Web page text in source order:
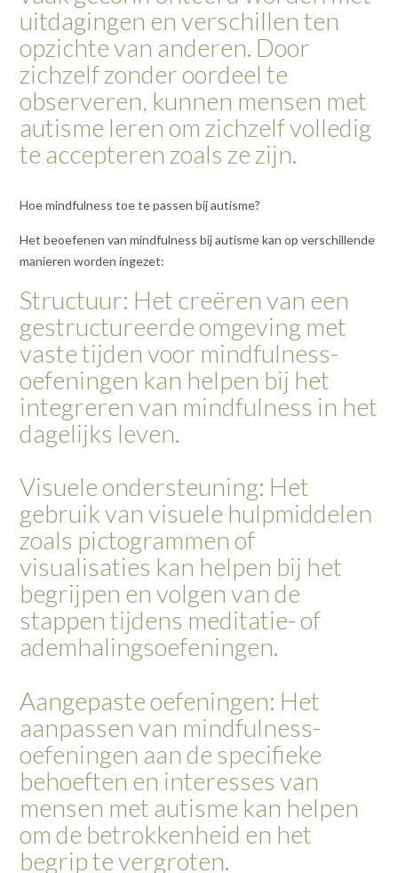
uitdagingen en verschillen ten
opzichte van anderen. Door
zichzelf zonder oordeel te
observeren, kunnen mensen met
autisme leren om zichzelf volledig
te accepteren zoals ze zijn.
Hoe mindfulness toe te passen bij autisme?
Het beoefenen van mindfulness bij autisme kan op verschillende
manieren worden ingezet:
Structuur: Het creëren van een
gestructureerde omgeving met
vaste tijden voor mindfulness-
oefeningen kan helpen bij het
integreren van mindfulness in het
dagelijks leven.
Visuele ondersteuning: Het
gebruik van visuele hulpmiddelen
zoals pictogrammen of
visualisaties kan helpen bij het
begrijpen en volgen van de
stappen tijdens meditatie- of
ademhalingsoefeningen.
Aangepaste oefeningen: Het
aanpassen van mindfulness-
oefeningen aan de specifieke
behoeften en interesses van
mensen met autisme kan helpen
om de betrokkenheid en het
begrip te vergroten.